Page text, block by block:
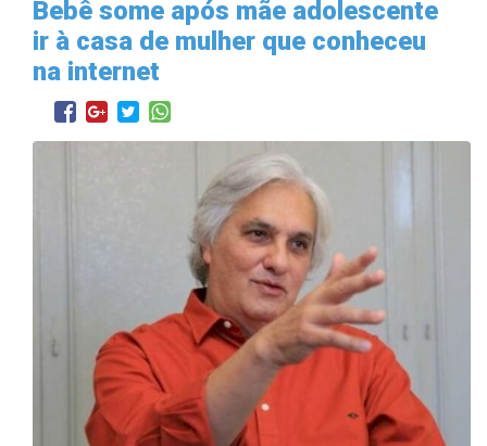
Bebê some após mãe adolescente
ir à casa de mulher que conheceu
na internet